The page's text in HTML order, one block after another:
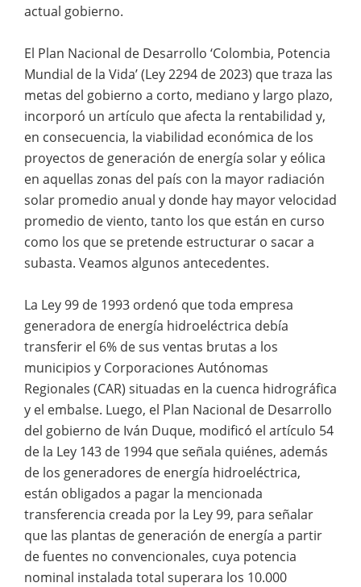
actual gobierno.
El Plan Nacional de Desarrollo ‘Colombia, Potencia
Mundial de la Vida’ (Ley 2294 de 2023) que traza las
metas del gobierno a corto, mediano y largo plazo,
incorporó un artículo que afecta la rentabilidad y,
en consecuencia, la viabilidad económica de los
proyectos de generación de energía solar y eólica
en aquellas zonas del país con la mayor radiación
solar promedio anual y donde hay mayor velocidad
promedio de viento, tanto los que están en curso
como los que se pretende estructurar o sacar a
subasta. Veamos algunos antecedentes.
La Ley 99 de 1993 ordenó que toda empresa
generadora de energía hidroeléctrica debía
transferir el 6% de sus ventas brutas a los
municipios y Corporaciones Autónomas
Regionales (CAR) situadas en la cuenca hidrográfica
y el embalse. Luego, el Plan Nacional de Desarrollo
del gobierno de Iván Duque, modificó el artículo 54
de la Ley 143 de 1994 que señala quiénes, además
de los generadores de energía hidroeléctrica,
están obligados a pagar la mencionada
transferencia creada por la Ley 99, para señalar
que las plantas de generación de energía a partir
de fuentes no convencionales, cuya potencia
nominal instalada total superara los 10.000